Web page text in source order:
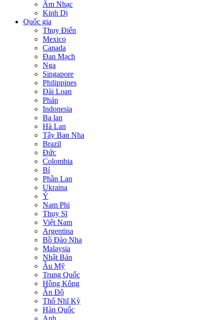
Âm Nhạc
Kinh Dị
Quốc gia
Thụy Điển
Mexico
Canada
Đan Mạch
Nga
Singapore
Philippines
Đài Loan
Pháp
Indonesia
Ba lan
Hà Lan
Tây Ban Nha
Brazil
Đức
Colombia
Bỉ
Phần Lan
Ukraina
Ý
Nam Phi
Thụy Sĩ
Việt Nam
Argentina
Bồ Đào Nha
Malaysia
Nhật Bản
Âu Mỹ
Trung Quốc
Hồng Kông
Ấn Độ
Thổ Nhĩ Kỳ
Hàn Quốc
Anh